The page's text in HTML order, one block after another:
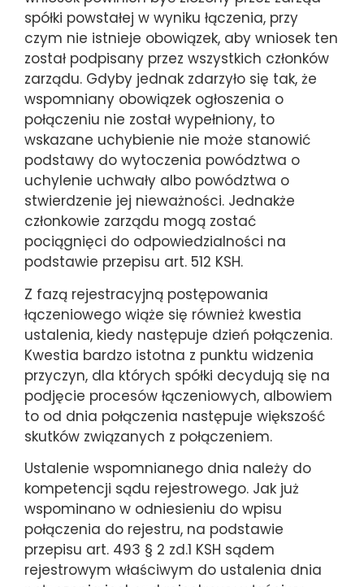
spółki powstałej w wyniku łączenia, przy
czym nie istnieje obowiązek, aby wniosek ten
został podpisany przez wszystkich członków
zarządu. Gdyby jednak zdarzyło się tak, że
wspomniany obowiązek ogłoszenia o
połączeniu nie został wypełniony, to
wskazane uchybienie nie może stanowić
podstawy do wytoczenia powództwa o
uchylenie uchwały albo powództwa o
stwierdzenie jej nieważności. Jednakże
członkowie zarządu mogą zostać
pociągnięci do odpowiedzialności na
podstawie przepisu art. 512 KSH.
Z fazą rejestracyjną postępowania
łączeniowego wiąże się również kwestia
ustalenia, kiedy następuje dzień połączenia.
Kwestia bardzo istotna z punktu widzenia
przyczyn, dla których spółki decydują się na
podjęcie procesów łączeniowych, albowiem
to od dnia połączenia następuje większość
skutków związanych z połączeniem.
Ustalenie wspomnianego dnia należy do
kompetencji sądu rejestrowego. Jak już
wspominano w odniesieniu do wpisu
połączenia do rejestru, na podstawie
przepisu art. 493 § 2 zd.1 KSH sądem
rejestrowym właściwym do ustalenia dnia